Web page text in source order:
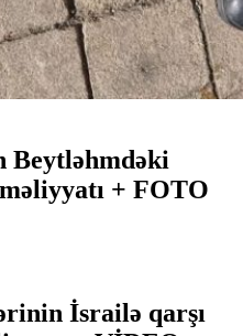
+ FOTO
İsrailə qarşı